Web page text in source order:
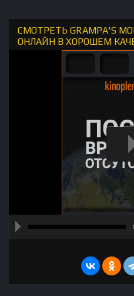
СМОТРЕТЬ GRAMPA'S
ОНЛАЙН В ХОРОШЕМ